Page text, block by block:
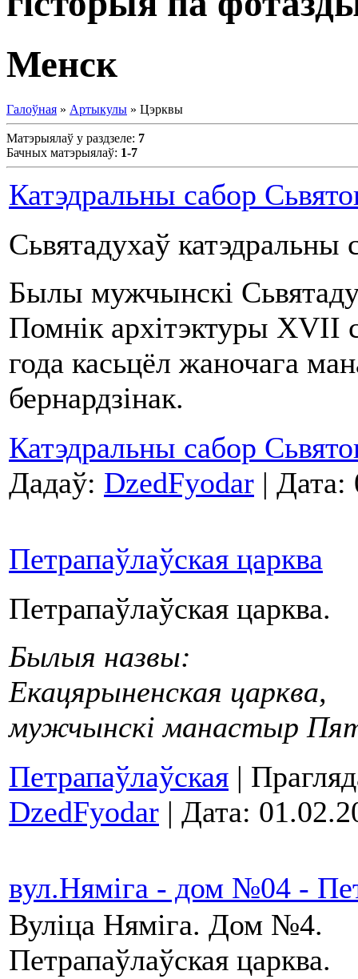
Менск
Галоўная » Артыкулы » Цэрквы
Матэрыялаў у раздзеле: 7
Бачных матэрыялаў: 1-7
Катэдральны сабор
Сьвятадухаў катэдральны
Былы мужчынскі
Помнік архітэктуры XVII
года касьцёл жаночага
бернардзінак.
Катэдральны сабор
Дадаў: DzedFyodar | Дата:
Петрапаўлаўская царква
Петрапаўлаўская царква.
Былыя назвы:
Екацярыненская царква,
мужчынскі манастыр
Петрапаўлаўская |
DzedFyodar | Дата:
вул.Няміга - дом №04 -
Вуліца Няміга. Дом №4.
Петрапаўлаўская царква.